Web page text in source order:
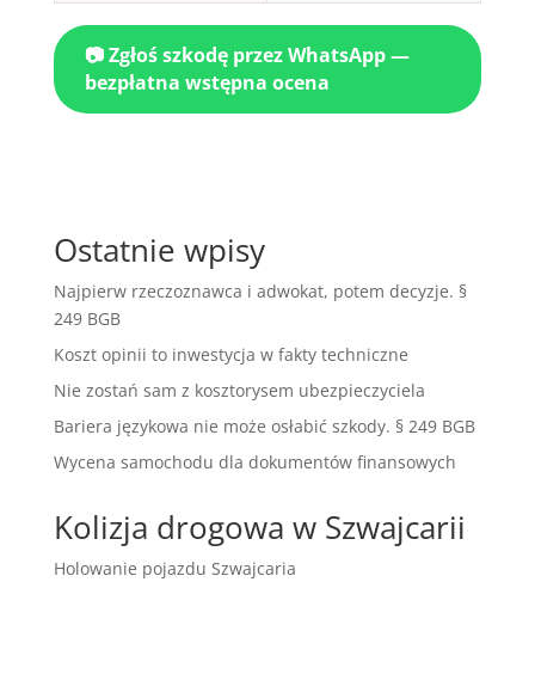
📷 Zgłoś szkodę przez WhatsApp —
bezpłatna wstępna ocena
Ostatnie wpisy
Najpierw rzeczoznawca i adwokat, potem decyzje. §
249 BGB
Koszt opinii to inwestycja w fakty techniczne
Nie zostań sam z kosztorysem ubezpieczyciela
Bariera językowa nie może osłabić szkody. § 249 BGB
Wycena samochodu dla dokumentów finansowych
Kolizja drogowa w Szwajcarii
Holowanie pojazdu Szwajcaria